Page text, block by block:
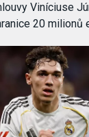
Viníciuse
20 milionů